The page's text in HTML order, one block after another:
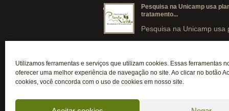
Utilizamos ferramentas e serviços que utilizam cookies. Essas ferramentas
oferecer uma melhor experiência de navegação no site. Ao clicar no botão
cookies, você concorda com o uso de cookies em nosso site.
Pesquisa na Unicamp usa
tratamento...
Pesquisa na Unicamp usa
Crescimento do Agronegócio
Ornamentais...
Conforme Alana Gandra